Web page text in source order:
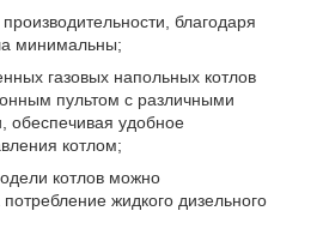
благодаря
минимальны;
газовых напольных котлов
пультом с различными
обеспечивая удобное
котлом;
котлов можно
жидкого дизельного